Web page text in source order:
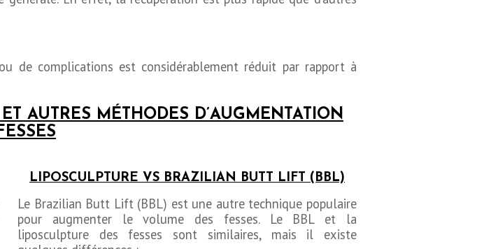
de complications est considérablement réduit par rapport à
AUTRES MÉTHODES D’AUGMENTATION
LIPOSCULPTURE VS BRAZILIAN BUTT LIFT (BBL)
Le Brazilian Butt Lift (BBL) est une autre technique populaire
pour augmenter le volume des fesses. Le BBL et la
liposculpture des fesses sont similaires, mais il existe